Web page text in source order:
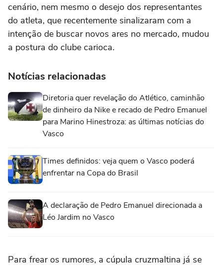
cenário, nem mesmo o desejo dos representantes
do atleta, que recentemente sinalizaram com a
intenção de buscar novos ares no mercado, mudou
a postura do clube carioca.
Notícias relacionadas
Diretoria quer revelação do Atlético, caminhão
de dinheiro da Nike e recado de Pedro Emanuel
para Marino Hinestroza: as últimas notícias do
Vasco
Times definidos: veja quem o Vasco poderá
enfrentar na Copa do Brasil
A declaração de Pedro Emanuel direcionada a
Léo Jardim no Vasco
Para frear os rumores, a cúpula cruzmaltina já se